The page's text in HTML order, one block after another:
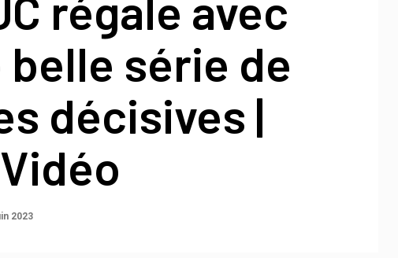
série de
décisives |
Vidéo
2023